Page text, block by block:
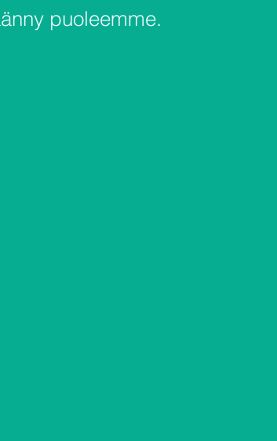
puoleemme.